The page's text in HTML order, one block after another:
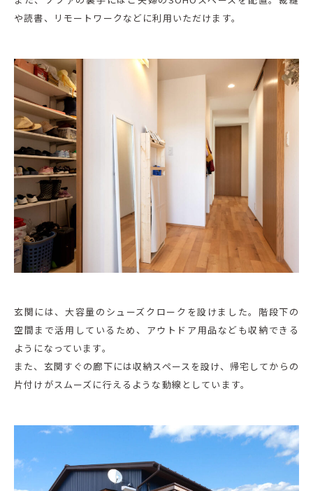
や読書、リモートワークなどに利用いただけます。
玄関には、大容量のシューズクロークを設けました。階段下の
空間まで活用しているため、アウトドア用品なども収納できる
ようになっています。
また、玄関すぐの廊下には収納スペースを設け、帰宅してからの
片付けがスムーズに行えるような動線としています。